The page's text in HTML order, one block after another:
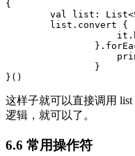
{
这样子就可以直接调用
逻辑，就可以了。
6.6 常用操作符